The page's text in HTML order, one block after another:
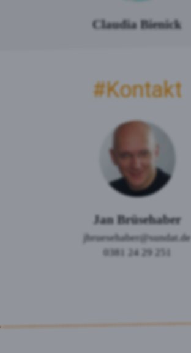
Claudia Bienick
#Kontakt
Jan Brüsehaber
jbruesehaber@sundat.de
0381 24 29 251